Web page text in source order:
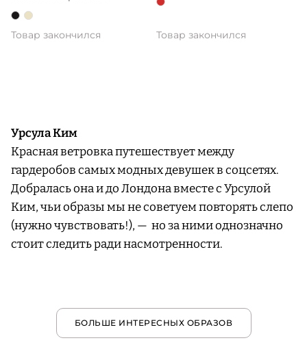
Товар закончился Товар закончился
Урсула Ким
Красная ветровка путешествует между
гардеробов самых модных девушек в соцсетях.
Добралась она и до Лондона вместе с Урсулой
Ким, чьи образы мы не советуем повторять слепо
(нужно чувствовать!), — но за ними однозначно
стоит следить ради насмотренности.
БОЛЬШЕ ИНТЕРЕСНЫХ ОБРАЗОВ